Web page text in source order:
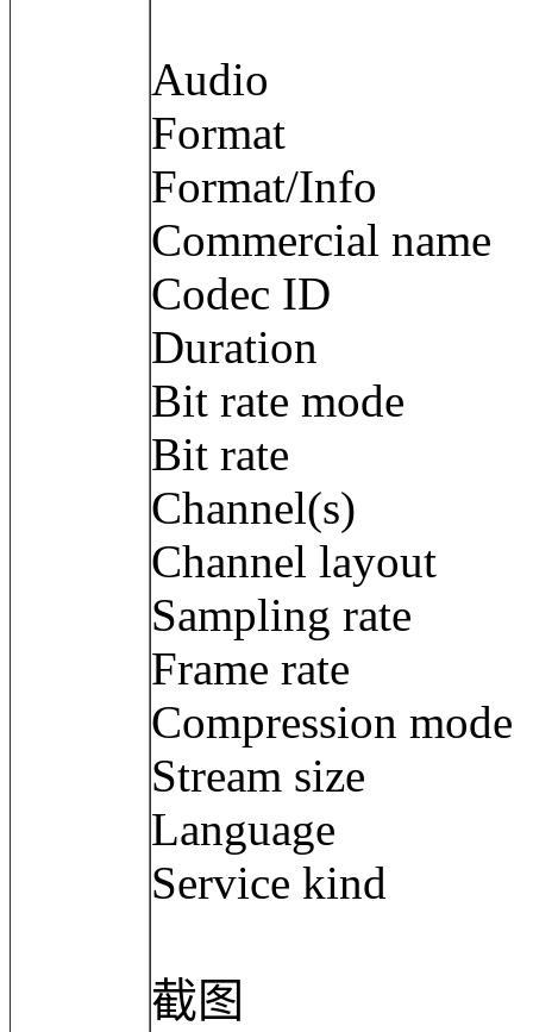
Audio
Format :
Format/Info :
Commercial
Codec ID :
Duration :
Bit rate mode
Bit rate :
Channel(s) :
Channel
Sampling
Frame rate :
Compression
Stream size :
Language :
Service kind :
截图